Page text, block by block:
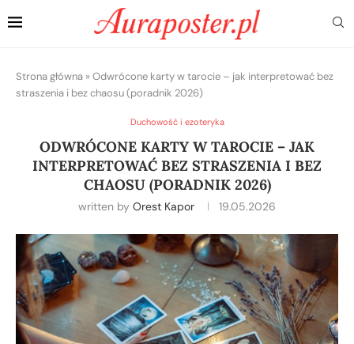
Strona główna » Odwrócone karty w tarocie – jak interpretować bez
straszenia i bez chaosu (poradnik 2026)
Duchowość i ezoteryka
ODWRÓCONE KARTY W TAROCIE – JAK
INTERPRETOWAĆ BEZ STRASZENIA I BEZ
CHAOSU (PORADNIK 2026)
written by Orest Kapor 19.05.2026